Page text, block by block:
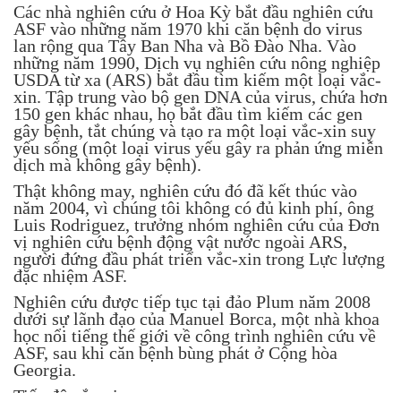
Các nhà nghiên cứu ở Hoa Kỳ bắt đầu nghiên cứu
ASF vào những năm 1970 khi căn bệnh do virus
lan rộng qua Tây Ban Nha và Bồ Đào Nha. Vào
những năm 1990, Dịch vụ nghiên cứu nông nghiệp
USDA từ xa (ARS) bắt đầu tìm kiếm một loại vắc-
xin. Tập trung vào bộ gen DNA của virus, chứa hơn
150 gen khác nhau, họ bắt đầu tìm kiếm các gen
gây bệnh, tắt chúng và tạo ra một loại vắc-xin suy
yếu sống (một loại virus yếu gây ra phản ứng miễn
dịch mà không gây bệnh).
Thật không may, nghiên cứu đó đã kết thúc vào
năm 2004, vì chúng tôi không có đủ kinh phí, ông
Luis Rodriguez, trưởng nhóm nghiên cứu của Đơn
vị nghiên cứu bệnh động vật nước ngoài ARS,
người đứng đầu phát triển vắc-xin trong Lực lượng
đặc nhiệm ASF.
Nghiên cứu được tiếp tục tại đảo Plum năm 2008
dưới sự lãnh đạo của Manuel Borca, một nhà khoa
học nổi tiếng thế giới về công trình nghiên cứu về
ASF, sau khi căn bệnh bùng phát ở Cộng hòa
Georgia.